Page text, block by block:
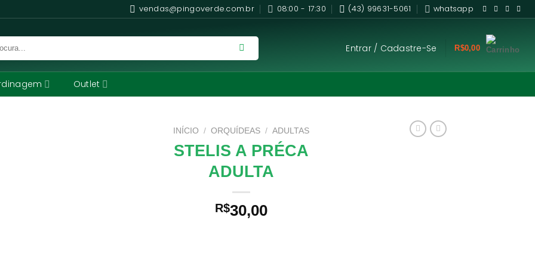
vendas@pingoverde.com.br 08:00 - 17:30 (43) 99631-5061 whatsapp
Entrar / Cadastre-Se R$0,00
Outlet
INÍCIO / ORQUÍDEAS / ADULTAS
STELIS A PRÉCA
ADULTA
R$30,00